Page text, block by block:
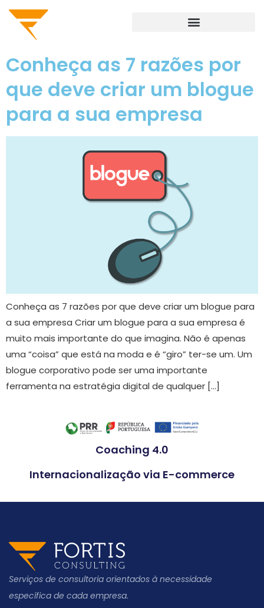
Conheça as 7 razões por
que deve criar um blogue
para a sua empresa
Conheça as 7 razões por que deve criar um blogue para
a sua empresa Criar um blogue para a sua empresa é
muito mais importante do que imagina. Não é apenas
uma “coisa” que está na moda e é “giro” ter-se um. Um
blogue corporativo pode ser uma importante
ferramenta na estratégia digital de qualquer […]
Coaching 4.0
Internacionalização via E-commerce
Serviços de consultoria orientados à necessidade
específica de cada empresa.